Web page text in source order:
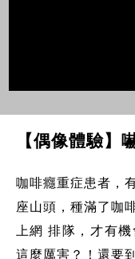
【偶像體驗】
咖啡癮重症患者，
座山頭，種滿了咖
上網 排隊，才有
這麼厲害？！還要